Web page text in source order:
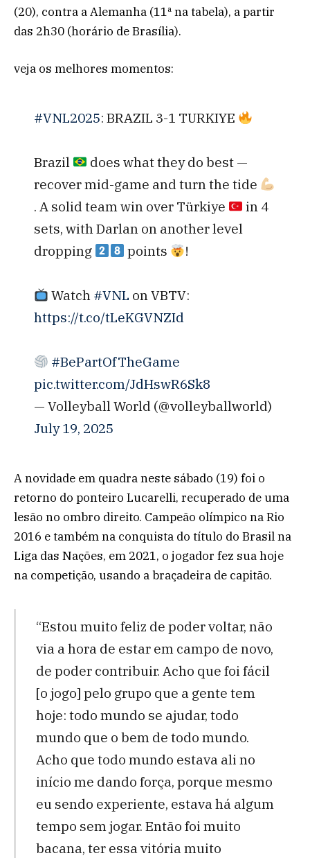
(20), contra a Alemanha (11ª na tabela), a partir
das 2h30 (horário de Brasília).
veja os melhores momentos:
#VNL2025: BRAZIL 3-1 TURKIYE
Brazil
does what they do best —
recover mid-game and turn the tide
. A solid team win over Türkiye
in 4
sets, with Darlan on another level
dropping
points !
Watch #VNL on VBTV:
https://t.co/tLeKGVNZId
#BePartOfTheGame
pic.twitter.com/JdHswR6Sk8
— Volleyball World (@volleyballworld)
July 19, 2025
A novidade em quadra neste sábado (19) foi o
retorno do ponteiro Lucarelli, recuperado de uma
lesão no ombro direito. Campeão olímpico na Rio
2016 e também na conquista do título do Brasil na
Liga das Nações, em 2021, o jogador fez sua hoje
na competição, usando a braçadeira de capitão.
“Estou muito feliz de poder voltar, não
via a hora de estar em campo de novo,
de poder contribuir. Acho que foi fácil
[o jogo] pelo grupo que a gente tem
hoje: todo mundo se ajudar, todo
mundo que o bem de todo mundo.
Acho que todo mundo estava ali no
início me dando força, porque mesmo
eu sendo experiente, estava há algum
tempo sem jogar. Então foi muito
bacana, ter essa vitória muito